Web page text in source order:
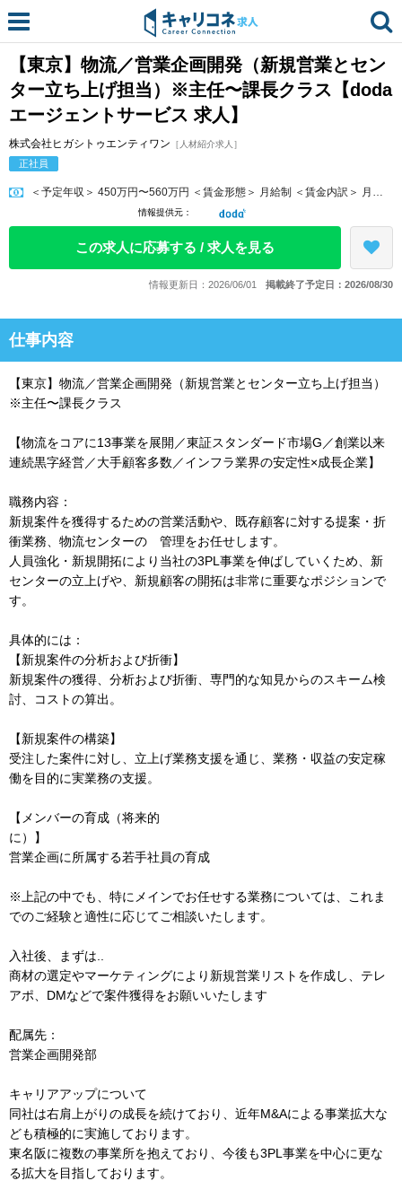
【東京】物流／営業企画開発（新規営業とセン
ター立ち上げ担当）※主任〜課長クラス【doda
エージェントサービス 求人】
株式会社ヒガシトゥエンティワン ［人材紹介求人］
正社員
＜予定年収＞ 450万円〜560万円 ＜賃金形態＞ 月給制 ＜賃金内訳＞ 月額（基本給）：250,000円〜360,000円 ＜月給＞ 2...
情報提供元：
この求人に応募する / 求人を見る
情報更新日：2026/06/01 掲載終了予定日：2026/08/30
仕事内容
【東京】物流／営業企画開発（新規営業とセンター立ち上げ担当）
※主任〜課長クラス
【物流をコアに13事業を展開／東証スタンダード市場G／創業以来
連続黒字経営／大手顧客多数／インフラ業界の安定性×成長企業】
職務内容：
新規案件を獲得するための営業活動や、既存顧客に対する提案・折
衝業務、物流センターの 管理をお任せします。
人員強化・新規開拓により当社の3PL事業を伸ばしていくため、新
センターの立上げや、新規顧客の開拓は非常に重要なポジションで
す。
具体的には：
【新規案件の分析および折衝】
新規案件の獲得、分析および折衝、専門的な知見からのスキーム検
討、コストの算出。
【新規案件の構築】
受注した案件に対し、立上げ業務支援を通じ、業務・収益の安定稼
働を目的に実業務の支援。
【メンバーの育成（将来的
に）
営業企画に所属する若手社員の育成
※上記の中でも、特にメインでお任せする業務については、これま
でのご経験と適性に応じてご相談いたします。
入社後、まずは..
商材の選定やマーケティングにより新規営業リストを作成し、テレ
アポ、DMなどで案件獲得をお願いいたします
配属先：
営業企画開発部
キャリアアップについて
同社は右肩上がりの成長を続けており、近年M&Aによる事業拡大な
ども積極的に実施しております。
東名阪に複数の事業所を抱えており、今後も3PL事業を中心に更な
る拡大を目指しております。